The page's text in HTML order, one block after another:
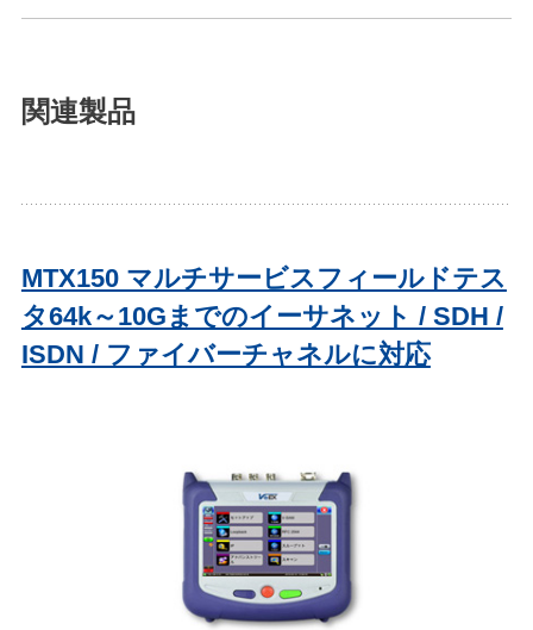
関連製品
MTX150 マルチサービスフィールドテス
タ64k～10Gまでのイーサネット / SDH /
ISDN / ファイバーチャネルに対応